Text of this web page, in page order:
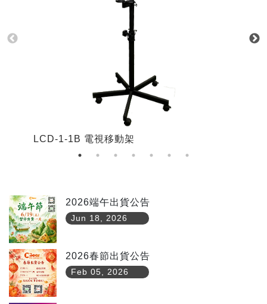
LCD-1-1B 電視移動架
2026端午出貨公告
Jun 18, 2026
2026春節出貨公告
Feb 05, 2026